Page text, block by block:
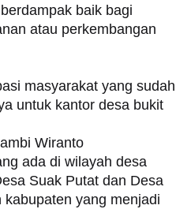
baik bagi
atau perkembangan
masyarakat yang sudah
untuk kantor desa bukit
Wiranto
ada di wilayah desa
Suak Putat dan Desa
yang menjadi